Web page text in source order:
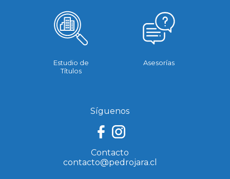
Estudio de
Títulos
Asesorías
Síguenos
Contacto
contacto@pedrojara.cl